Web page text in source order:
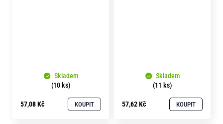
Skladem
(10 ks)
57,08 Kč KOUPIT
Skladem
(11 ks)
57,62 Kč KOUPIT